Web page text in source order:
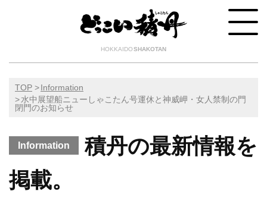
HOKKAIDOSHAKOTAN
TOP
Information
水中展望船ニューしゃこたん号運休と神威岬・女人禁制の門
閉門のお知らせ
Information
積丹の最新情報を
掲載。